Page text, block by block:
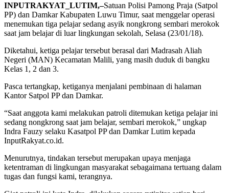
INPUTRAKYAT_LUTIM,–Satuan Polisi Pamong Praja (Satpol
PP) dan Damkar Kabupaten Luwu Timur, saat menggelar operasi
menemukan tiga pelajar sedang asyik nongkrong sembari merokok
saat jam belajar di luar lingkungan sekolah, Selasa (23/01/18).
Diketahui, ketiga pelajar tersebut berasal dari Madrasah Aliah
Negeri (MAN) Kecamatan Malili, yang masih duduk di bangku
Kelas 1, 2 dan 3.
Pasca tertangkap, ketiganya menjalani pembinaan di halaman
Kantor Satpol PP dan Damkar.
“Saat anggota kami melakukan patroli ditemukan ketiga pelajar ini
sedang nongkrong saat jam belajar, sembari merokok,” ungkap
Indra Fauzy selaku Kasatpol PP dan Damkar Lutim kepada
InputRakyat.co.id.
Menurutnya, tindakan tersebut merupakan upaya menjaga
ketentraman di lingkungan masyarakat sebagaimana tertuang dalam
tugas dan fungsi kami, terangnya.